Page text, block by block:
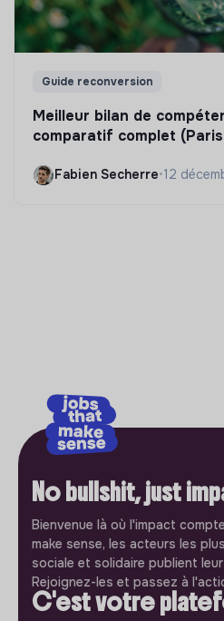
Guide reconversion
Meilleur bilan de
comparatif complet
Fabien Secherre•12
No bullshit, just
Bienvenue là où l'impact
make sense, les acteurs les
sociale et solidaire publient
Rejoignez-les et passez à
C'est votre